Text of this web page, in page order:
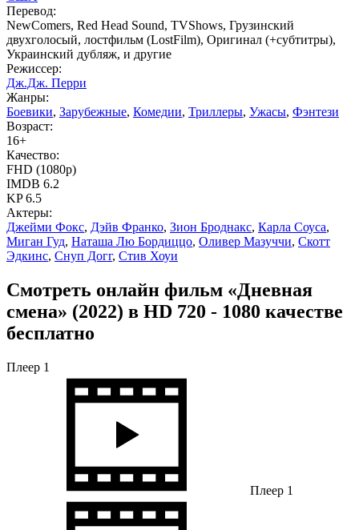
Перевод:
NewComers, Red Head Sound, TVShows, Грузинский
двухголосый, лостфильм (LostFilm), Оригинал (+субтитры),
Украинский дубляж, и другие
Режиссер:
Дж.Дж. Перри
Жанры:
Боевики, Зарубежные, Комедии, Триллеры, Ужасы, Фэнтези
Возраст:
16+
Качество:
FHD (1080p)
IMDB 6.2
KP6.5
Актеры:
Джейми Фокс, Дэйв Франко, Зион Броднакс, Карла Соуса,
Миган Гуд, Наташа Лю Бордиццо, Оливер Мазуччи, Скотт
Эдкинс, Снуп Догг, Стив Хоуи
Смотреть онлайн фильм «Дневная
смена» (2022) в HD 720 - 1080 качестве
бесплатно
Плеер 1
Плеер 1